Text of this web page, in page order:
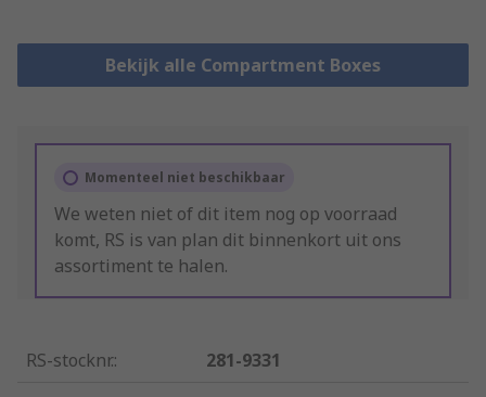
Bekijk alle Compartment Boxes
Momenteel niet beschikbaar
We weten niet of dit item nog op voorraad
komt, RS is van plan dit binnenkort uit ons
assortiment te halen.
RS-stocknr.:
281-9331